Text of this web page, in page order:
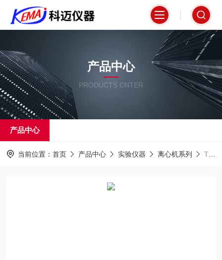
产品中心
PRODUCTS CNTER
产品中心
当前位置： 首页 产品中心 实验仪器 离心机系列 TD4K-Z台式低速恒速离心机